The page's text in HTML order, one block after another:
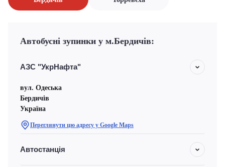
Автобусні зупинки у м.Бердичів:
АЗС "УкрНафта"
вул. Одеська
Бердичів
Україна
Переглянути цю адресу у Google Maps
Автостанція